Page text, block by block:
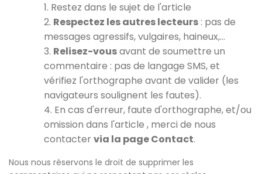
1. Restez dans le sujet de l'article
2. Respectez les autres lecteurs : pas de
messages agressifs, vulgaires, haineux,…
3. Relisez-vousavant de soumettre un
commentaire : pas de langage SMS, et
vérifiez l'orthographe avant de valider (les
navigateurs soulignent les fautes).
4. En cas d'erreur, faute d'orthographe, et/ou
omission dans l'article , merci de nous
contacter via la page Contact.
Nous nous réservons le droit de supprimer les